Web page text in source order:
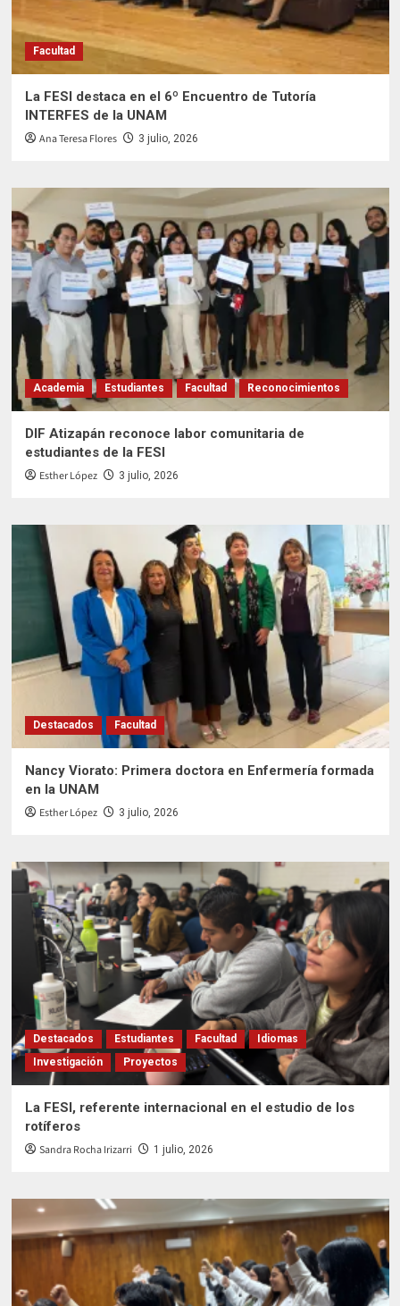
Facultad
La FESI destaca en el 6º Encuentro de Tutoría
INTERFES de la UNAM
Ana Teresa Flores 3 julio, 2026
Academia Estudiantes Facultad Reconocimientos
DIF Atizapán reconoce labor comunitaria de
estudiantes de la FESI
Esther López 3 julio, 2026
Destacados Facultad
Nancy Viorato: Primera doctora en Enfermería formada
en la UNAM
Esther López 3 julio, 2026
Destacados Estudiantes Facultad
Idiomas
Investigación
Proyectos
La FESI, referente internacional en el estudio de los
rotíferos
Sandra Rocha Irizarri 1 julio, 2026